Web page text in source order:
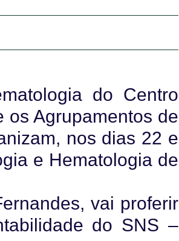
do Centro
os Agrupamentos de
nos dias 22 e
e Hematologia de
vai proferir
do SNS –